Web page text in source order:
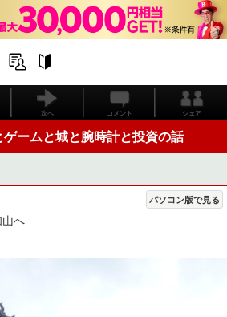
次へ コメント シェア
ームと城と腕時計と投資の話
パソコン版で見る
山へ